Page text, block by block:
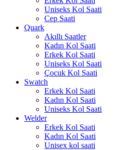
Uniseks Kol Saati
Cep Saati
Quark
Akıllı Saatler
Kadın Kol Saati
Erkek Kol Saati
Uniseks Kol Saati
Çocuk Kol Saati
Swatch
Erkek Kol Saati
Kadın Kol Saati
Uniseks Kol Saati
Welder
Erkek Kol Saati
Kadın Kol Saati
Unisex kol saati